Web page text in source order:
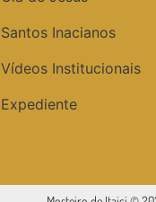
Santos Inacianos
Vídeos Institucionais
Expediente